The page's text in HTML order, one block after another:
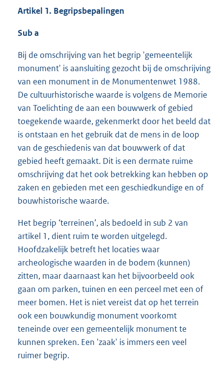
Artikel 1. Begripsbepalingen
Sub a
Bij de omschrijving van het begrip 'gemeentelijk
monument' is aansluiting gezocht bij de omschrijving
van een monument in de Monumentenwet 1988.
De cultuurhistorische waarde is volgens de Memorie
van Toelichting de aan een bouwwerk of gebied
toegekende waarde, gekenmerkt door het beeld dat
is ontstaan en het gebruik dat de mens in de loop
van de geschiedenis van dat bouwwerk of dat
gebied heeft gemaakt. Dit is een dermate ruime
omschrijving dat het ook betrekking kan hebben op
zaken en gebieden met een geschiedkundige en of
bouwhistorische waarde.
Het begrip ‘terreinen’, als bedoeld in sub 2 van
artikel 1, dient ruim te worden uitgelegd.
Hoofdzakelijk betreft het locaties waar
archeologische waarden in de bodem (kunnen)
zitten, maar daarnaast kan het bijvoorbeeld ook
gaan om parken, tuinen en een perceel met een of
meer bomen. Het is niet vereist dat op het terrein
ook een bouwkundig monument voorkomt
teneinde over een gemeentelijk monument te
kunnen spreken. Een 'zaak' is immers een veel
ruimer begrip.